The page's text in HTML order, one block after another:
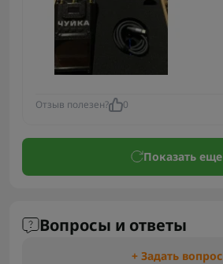
Отзыв полезен? 0
Показать еще
Вопросы и ответы
+ Задать вопрос